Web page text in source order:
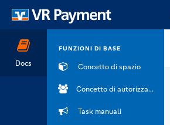
Docs
FUNZIONI DI BASE
Concetto di spazio
Concetto di autorizzazione
Task manuali